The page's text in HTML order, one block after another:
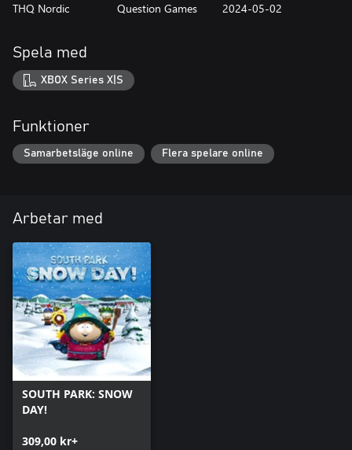
THQ Nordic Question Games 2024-05-02
Spela med
XBOX Series X|S
Funktioner
Samarbetsläge online Flera spelare online
Arbetar med
SOUTH PARK: SNOW
DAY!
309,00 kr+